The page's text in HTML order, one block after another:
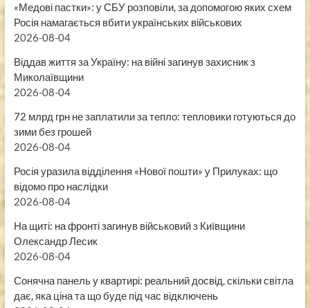
«Медові пастки»: у СБУ розповіли, за допомогою яких схем
Росія намагається вбити українських військових
2026-08-04
Віддав життя за Україну: на війні загинув захисник з
Миколаївщини
2026-08-04
72 млрд грн не заплатили за тепло: тепловики готуються до
зими без грошей
2026-08-04
Росія уразила відділення «Нової пошти» у Прилуках: що
відомо про наслідки
2026-08-04
На щиті: на фронті загинув військовий з Київщини
Олександр Лесик
2026-08-04
Сонячна панель у квартирі: реальний досвід, скільки світла
дає, яка ціна та що буде під час відключень